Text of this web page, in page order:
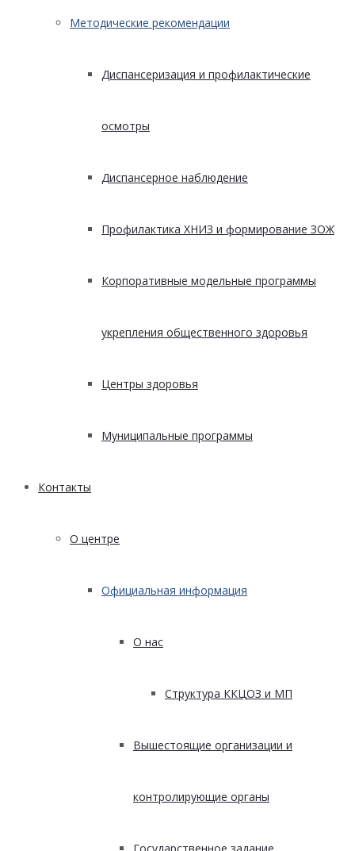
Методические рекомендации
Диспансеризация и профилактические
осмотры
Диспансерное наблюдение
Профилактика ХНИЗ и формирование ЗОЖ
Корпоративные модельные программы
укрепления общественного здоровья
Центры здоровья
Муниципальные программы
Контакты
О центре
Официальная информация
О нас
Структура ККЦОЗ и МП
Вышестоящие организации и
контролирующие органы